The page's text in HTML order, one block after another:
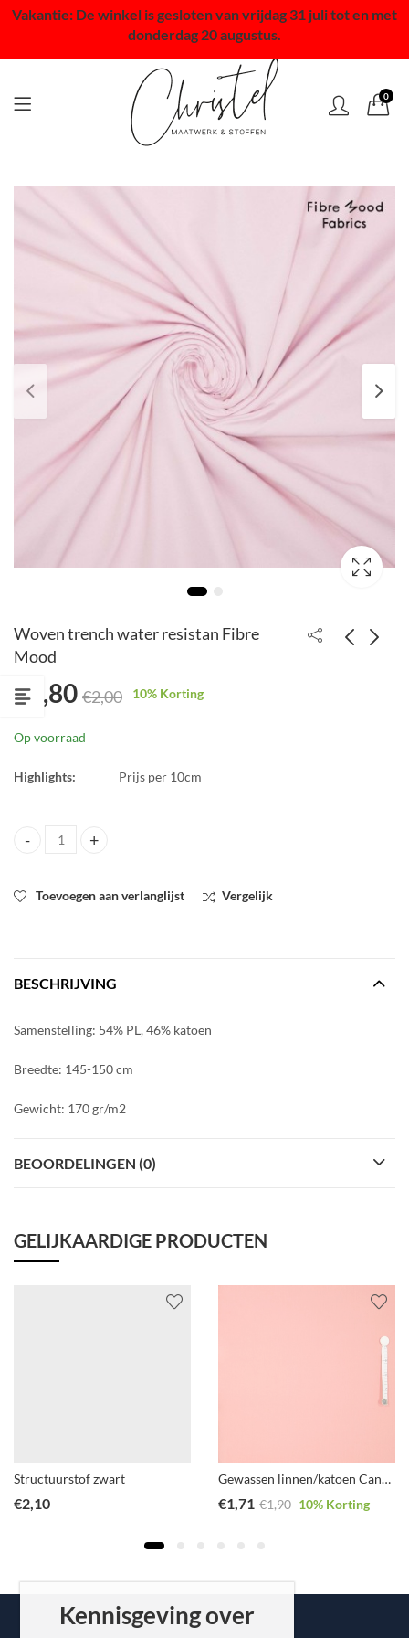
Vakantie: De winkel is gesloten van vrijdag 31 juli tot en met
donderdag 20 augustus.
0
Woven trench water resistan Fibre
Mood
€1,80 €2,00 10% Korting
Op voorraad
Highlights: Prijs per 10cm
Woven trench water resistan Fibre Mood quantity
Toevoegen aan verlanglijst Vergelijk
BESCHRIJVING
Samenstelling: 54% PL, 46% katoen
Breedte: 145-150 cm
Gewicht: 170 gr/m2
BEOORDELINGEN (0)
GELIJKAARDIGE PRODUCTEN
Structuurstof zwart
€2,10
Gewassen linnen/katoen Candelight
€1,71 €1,90 10% Korting
Kennisgeving over